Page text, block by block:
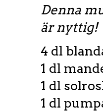
Denna
är nyttig!
4 dl
1 dl
1 dl
1 dl